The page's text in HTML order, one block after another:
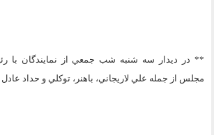
** در ديدار سه شنبه شب جمعي از نمايندگان با
مجلس از جمله علي لاريجاني، باهنر، توکلي و حداد